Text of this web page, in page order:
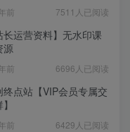
前 7511人已阅读
长运营资料】无水印课
源
前 6696人已阅读
终点站【VIP会员专属交
前 6429人已阅读